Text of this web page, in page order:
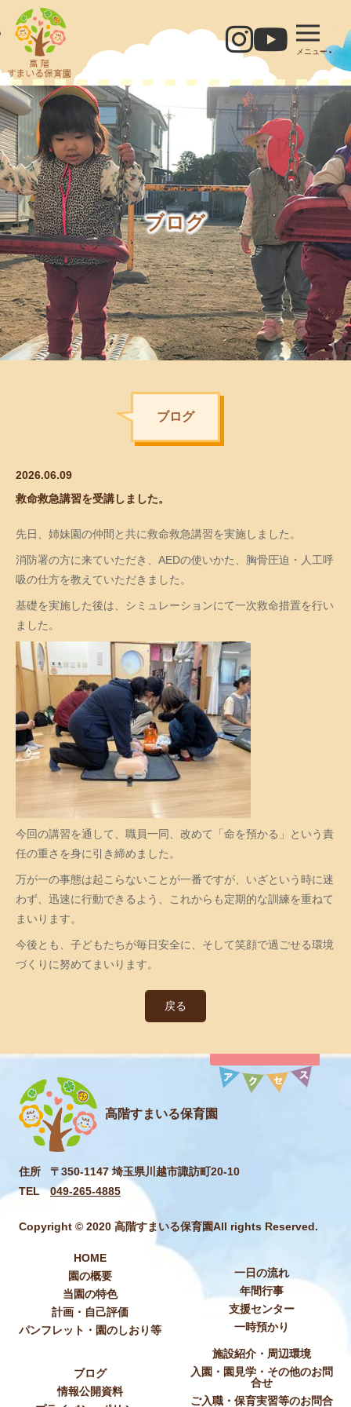
メニュー
ブログ
ブログ
2026.06.09
救命救急講習を受講しました。
先日、姉妹園の仲間と共に救命救急講習を実施しました。
消防署の方に来ていただき、AEDの使いかた、胸骨圧迫・人工呼
吸の仕方を教えていただきました。
基礎を実施した後は、シミュレーションにて一次救命措置を行い
ました。
今回の講習を通して、職員一同、改めて「命を預かる」という責
任の重さを身に引き締めました。
万が一の事態は起こらないことが一番ですが、いざという時に迷
わず、迅速に行動できるよう、これからも定期的な訓練を重ねて
まいります。
今後とも、子どもたちが毎日安全に、そして笑顔で過ごせる環境
づくりに努めてまいります。
戻る
高階すまいる保育園
住所
〒350-1147 埼玉県川越市諏訪町20-10
TEL
049-265-4885
Copyright © 2020 高階すまいる保育園All rights Reserved.
HOME
園の概要
当園の特色
計画・自己評価
パンフレット・園のしおり等
一日の流れ
年間行事
支援センター
一時預かり
ブログ
情報公開資料
施設紹介・周辺環境
入園・園見学・その他のお問
合せ
ご入職・保育実習等のお問合